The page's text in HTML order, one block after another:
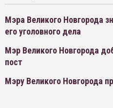
Мэра Великого Новгорода
его уголовного дела
Мэр Великого Новгорода
пост
Мэру Великого Новгорода